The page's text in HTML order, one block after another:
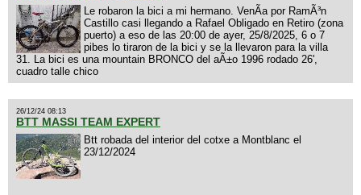
Le robaron la bici a mi hermano. VenÃ­a por RamÃ³n
Castillo casi llegando a Rafael Obligado en Retiro (zona
puerto) a eso de las 20:00 de ayer, 25/8/2025, 6 o 7
pibes lo tiraron de la bici y se la llevaron para la villa
31. La bici es una mountain BRONCO del aÃ±o 1996 rodado 26',
cuadro talle chico
26/12/24 08:13
BTT MASSI TEAM EXPERT
Btt robada del interior del cotxe a Montblanc el
23/12/2024